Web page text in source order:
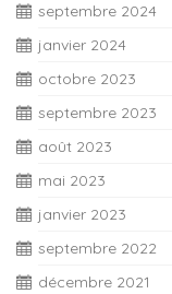
septembre 2024
janvier 2024
octobre 2023
septembre 2023
août 2023
mai 2023
janvier 2023
septembre 2022
décembre 2021